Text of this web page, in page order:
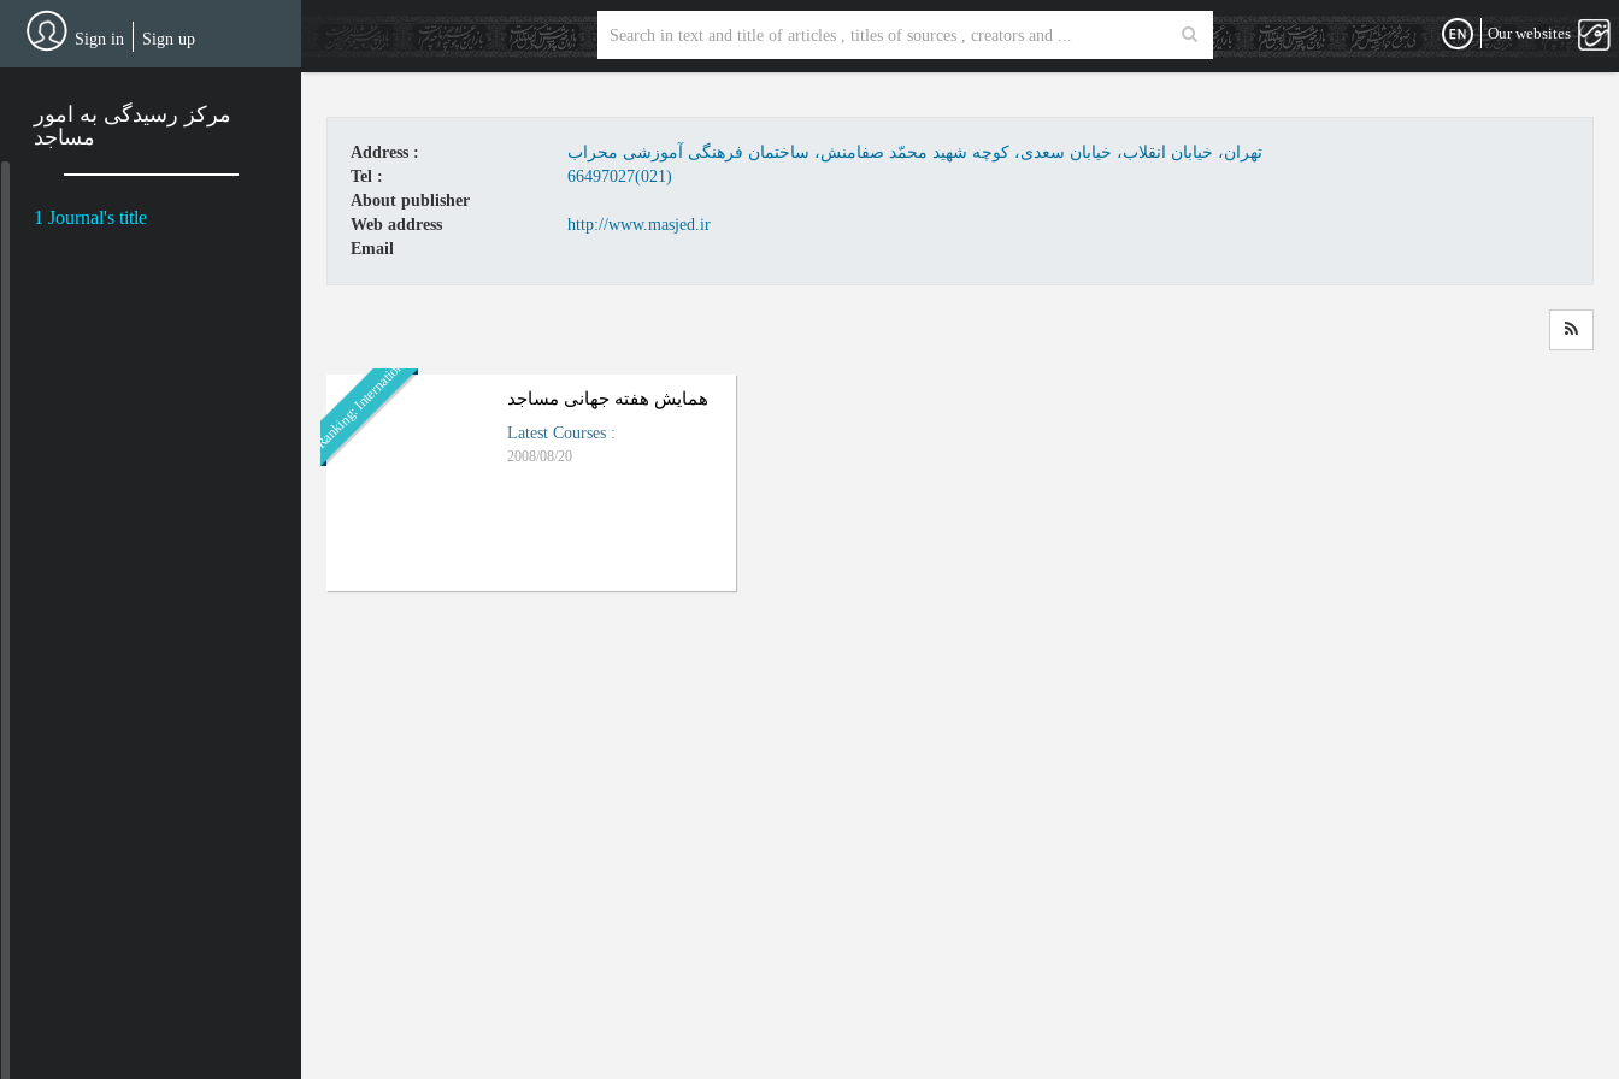
Our websites
Sign in Sign up
مرکز رسیدگی به امور
مساجد
1 Journal's title
Address :
تهران، خیابان انقلاب، خیابان سعدی، کوچه شهید محمّد صفامنش، ساختمان فرهنگی آموزشی محراب
Tel :
66497027(021)
About publisher
Web address
http://www.masjed.ir
Email
Ranking: International همایش هفته جهانی مساجد
Latest Courses :
2008/08/20